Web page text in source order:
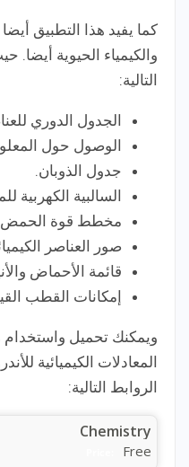
كما يفيد هذا التطبيق
والكيمياء الحيوية أيضا.
التالية:
الجدول الدوري
الوصول حول
جدول الذوبان.
السالبية الكهربية
مخطط قوة الحمض
صور العناصر
قائمة الأحماض
إمكانات القطب
ويمكنك تحميل
المعادلات الكيميائية
الروابط التالية:
Chemistry
Free